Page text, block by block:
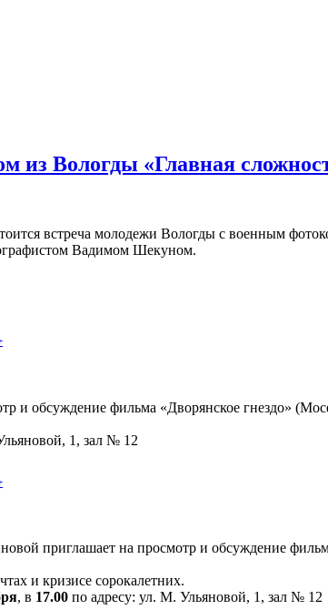
из Вологды «Главная
встреча молодежи Вологды с военным
Вадимом Шекуном.
и обсуждение фильма «Дворянское гнездо»
1, зал № 12
приглашает на просмотр и обсуждение
и кризисе сорокалетних.
, в 17.00 по адресу: ул. М. Ульяновой, 1, зал № 12